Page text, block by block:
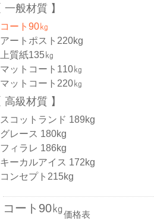
一般材質
コート90㎏
アートポスト220kg
上質紙135㎏
マットコート110㎏
マットコート220㎏
高級材質
スコットランド 189kg
グレース 180kg
フィラレ 186kg
キーカルアイス 172kg
コンセプト215kg
コート90㎏価格表